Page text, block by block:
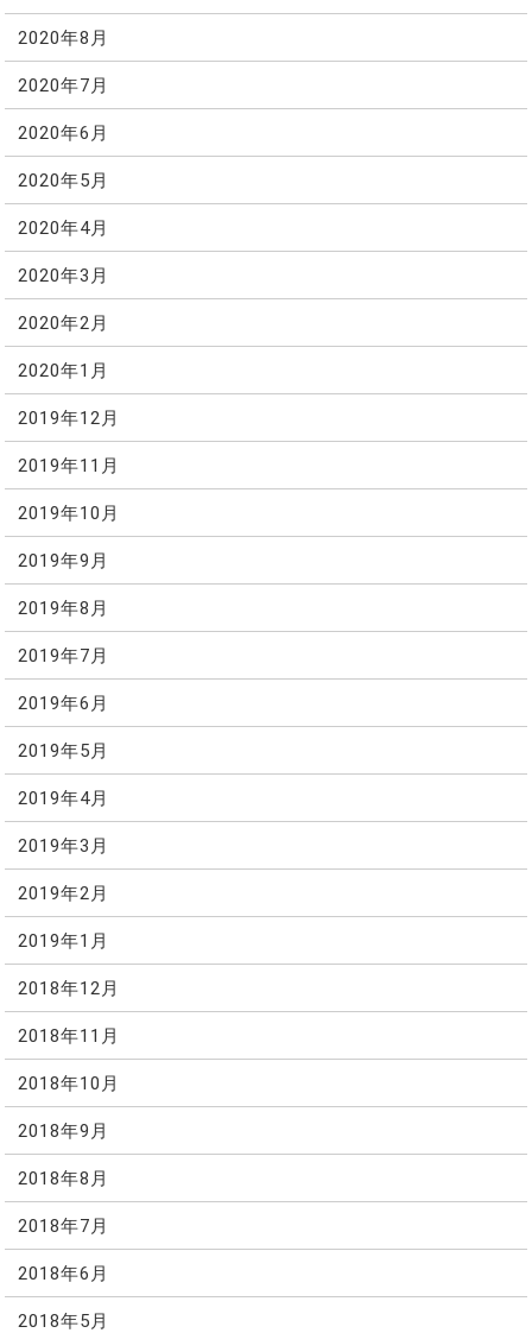
2020年8月
2020年7月
2020年6月
2020年5月
2020年4月
2020年3月
2020年2月
2020年1月
2019年12月
2019年11月
2019年10月
2019年9月
2019年8月
2019年7月
2019年6月
2019年5月
2019年4月
2019年3月
2019年2月
2019年1月
2018年12月
2018年11月
2018年10月
2018年9月
2018年8月
2018年7月
2018年6月
2018年5月